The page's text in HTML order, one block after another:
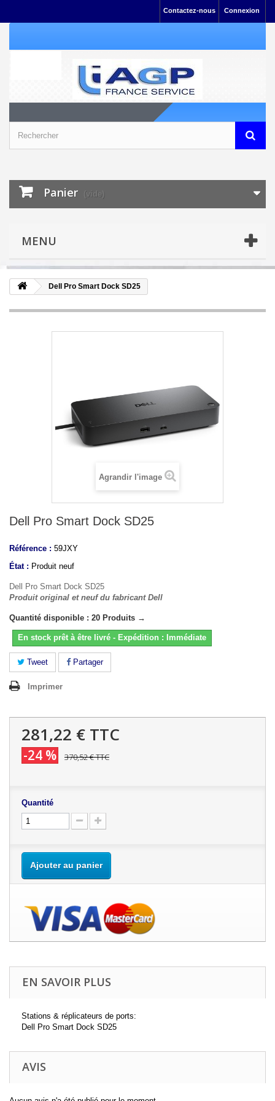
Connexion
Contactez-nous
Panier (vide)
MENU
Dell Pro Smart Dock SD25
Agrandir l'image
Dell Pro Smart Dock SD25
Référence : 59JXY
État : Produit neuf
Dell Pro Smart Dock SD25
Produit original et neuf du fabricant Dell
Quantité disponible : 20 Produits →
En stock prêt à être livré - Expédition : Immédiate
Tweet Partager
Imprimer
281,22 € TTC
-24 % 370,52 €TTC
Quantité
Ajouter au panier
EN SAVOIR PLUS
Stations & réplicateurs de ports:
Dell Pro Smart Dock SD25
AVIS